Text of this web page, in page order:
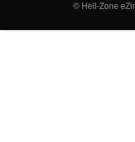
© Hell-Zone